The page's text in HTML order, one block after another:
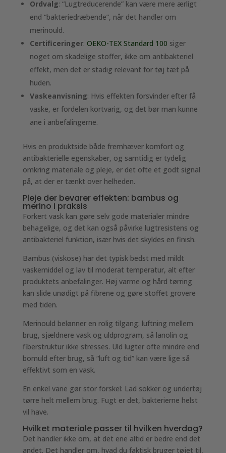
Ordvalg: “Lugtreducerende” kan være mere ærligt
end “bakteriedræbende”, når det handler om
merinould.
Certificeringer: OEKO-TEX Standard 100 siger
noget om skadelige stoffer, ikke om antibakteriel
effekt, men det er stadig relevant for tøj tæt på
huden.
Vaskeanvisning: Hvis effekten forsvinder efter få
vaske, er fordelen kortvarig, og det bør man kunne
ane i anbefalingerne.
Hvis en produktside både fremhæver komfort og
antibakterielle egenskaber, og samtidig er tydelig
omkring materiale og pleje, er det ofte et godt signal
på, at der er tænkt over helheden.
Pleje der bevarer effekten: bambus og
merino i praksis
Forkert vask kan gøre selv gode materialer mindre
behagelige, og det kan også påvirke lugtresistens og
antibakteriel funktion, især hvis det skyldes en finish.
Bambus (viskose) har det typisk bedst med mildt
vaskemiddel og lav til moderat temperatur, alt efter
produktets anbefalinger. Høj varme og hård tørring
kan slide unødigt på fibrene og gøre stoffet grovere
med tiden.
Merinould belønner en rolig tilgang: luftning mellem
brug, sjældnere vask og uldprogram, så lanolin og
fiberstruktur ikke stresses. Uld lugter ofte mindre end
bomuld efter brug, så “luft og tid” kan være lige så
effektivt som en vask.
En enkel vane gør stor forskel: Lad sokker og undertøj
tørre helt mellem brug. Fugt er det, bakterierne helst
vil have.
Hvilket materiale passer til hvilken hverdag?
Det handler ikke om, at det ene altid er bedre end det
andet. Det handler om, hvad du faktisk bruger tøjet til,